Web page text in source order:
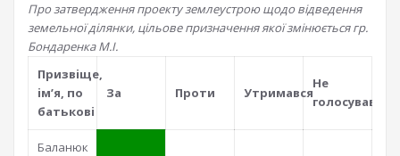
Про затвердження проекту землеустрою щодо відведення
земельної ділянки, цільове призначення якої змінюється гр.
Бондаренка М.І.
Призвiще,
iм’я, по
батьковi
За Проти Утримався
Не
голосував
Баланюк